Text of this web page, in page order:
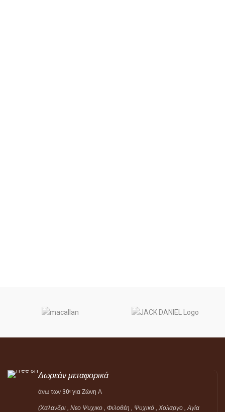
Δωρεάν μεταφορικά
άνω των 30ε για Ζώνη Α
(Χαλανδρι , Νεο Ψυχικο , Φιλοθέη , Ψυχικό ,
Χολαργο , Αγία